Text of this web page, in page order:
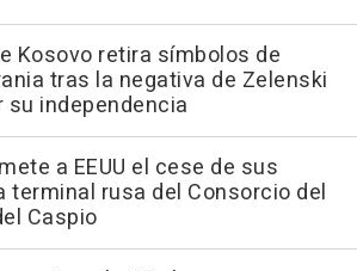
Kosovo retira símbolos de
tras la negativa de Zelenski
su independencia
a EEUU el cese de sus
terminal rusa del Consorcio del
Caspio